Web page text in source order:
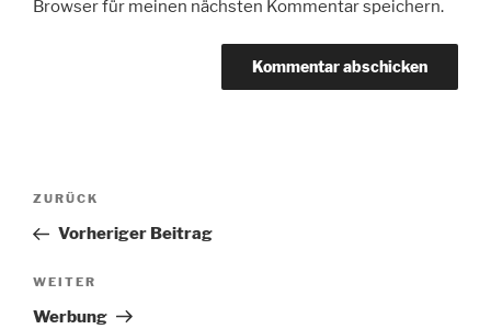
Browser für meinen nächsten Kommentar speichern.
Beitragsnavigation
Vorheriger
Beitrag
ZURÜCK
Vorheriger Beitrag
Nächster
Beitrag
WEITER
Werbung